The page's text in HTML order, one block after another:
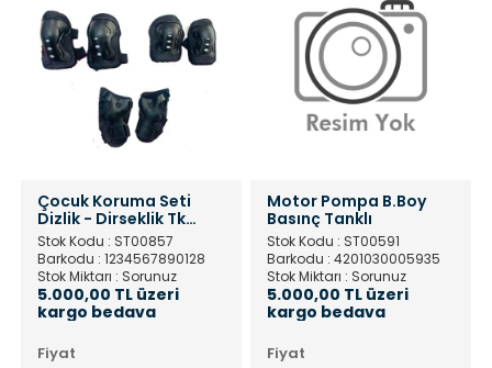
Çocuk Koruma Seti
Dizlik - Dirseklik Tk
Siyah
Stok Kodu : ST00857
Barkodu : 1234567890128
Stok Miktarı : Sorunuz
5.000,00 TL üzeri
kargo bedava
Fiyat
Motor Pompa B.Boy
Basınç Tanklı
Stok Kodu : ST00591
Barkodu : 4201030005935
Stok Miktarı : Sorunuz
5.000,00 TL üzeri
kargo bedava
Fiyat